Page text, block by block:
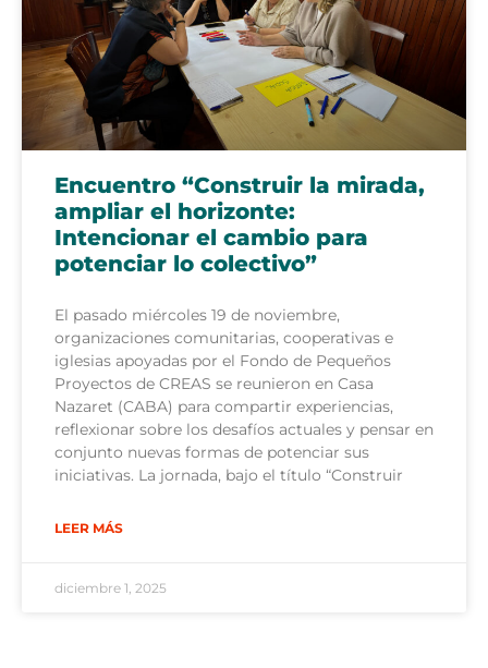
Encuentro “Construir la mirada,
ampliar el horizonte:
Intencionar el cambio para
potenciar lo colectivo”
El pasado miércoles 19 de noviembre,
organizaciones comunitarias, cooperativas e
iglesias apoyadas por el Fondo de Pequeños
Proyectos de CREAS se reunieron en Casa
Nazaret (CABA) para compartir experiencias,
reflexionar sobre los desafíos actuales y pensar en
conjunto nuevas formas de potenciar sus
iniciativas. La jornada, bajo el título “Construir
LEER MÁS
diciembre 1, 2025